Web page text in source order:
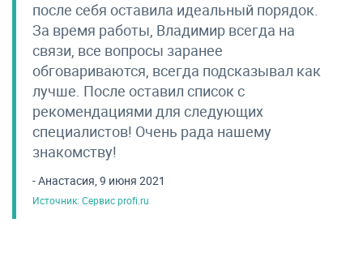
после себя оставила идеальный порядок.
За время работы, Владимир всегда на
связи, все вопросы заранее
обговариваются, всегда подсказывал как
лучше. После оставил список с
рекомендациями для следующих
специалистов! Очень рада нашему
знакомству!
- Анастасия, 9 июня 2021
Источник: Сервис profi.ru